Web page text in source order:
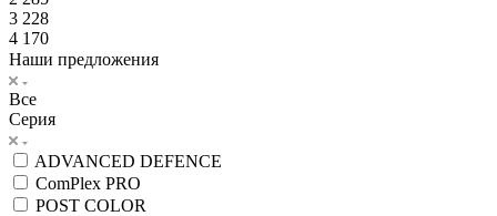
3 228
4 170
Наши предложения
Все
Серия
ADVANCED DEFENCE
ComPlex PRO
POST COLOR